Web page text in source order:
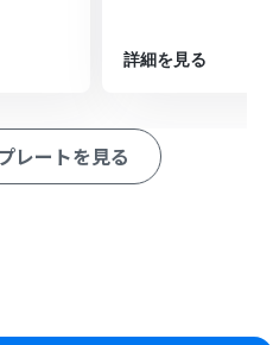
Loopsの「Create Contact」
っかけとなるアクション、「オ
、フロー内で処理を行うアク
任意の項目に対応付けて設定
詳細を見る
レートを見る